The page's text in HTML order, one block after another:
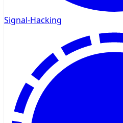
Signal-Hacking